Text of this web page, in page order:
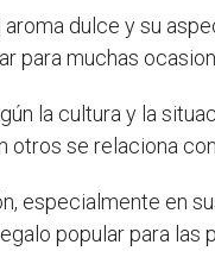
dulce y su
para muchas
la cultura y la
se relaciona
especialmente en
popular para las